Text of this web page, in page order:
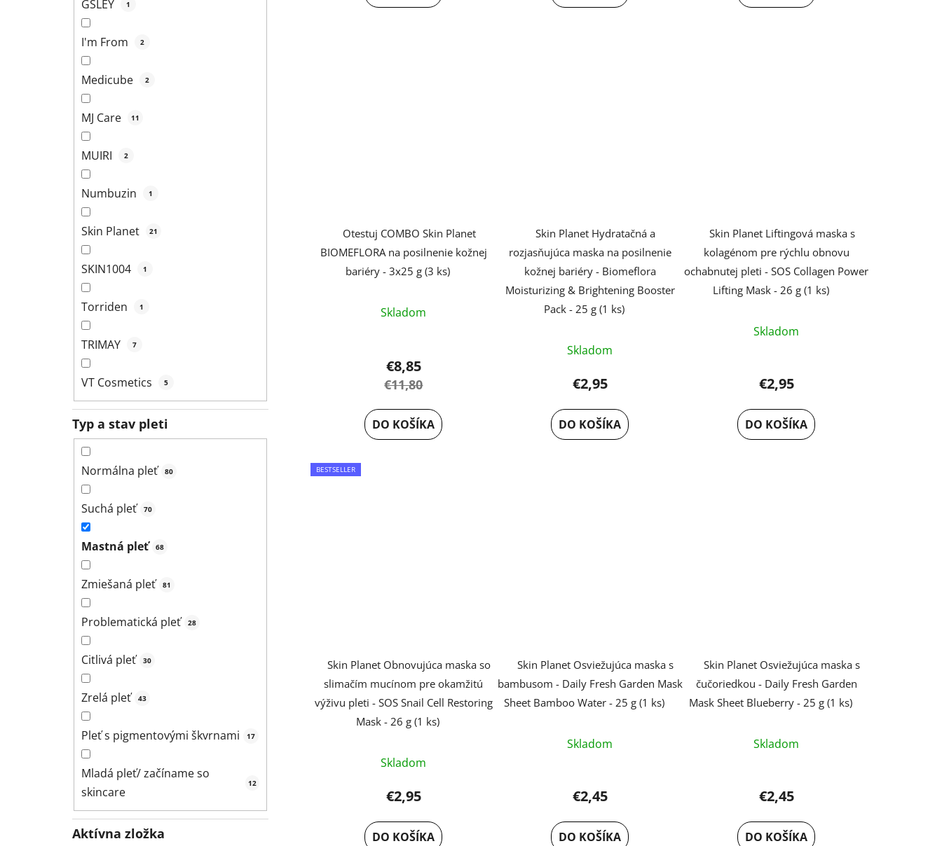
GSLEY 1
I'm From 2
Medicube 2
MJ Care 11
MUIRI 2
Numbuzin 1
Skin Planet 21
SKIN1004 1
Torriden 1
TRIMAY 7
VT Cosmetics 5
Typ a stav pleti
Normálna pleť 80
Suchá pleť 70
Mastná pleť 68
Zmiešaná pleť 81
Problematická pleť 28
Citlivá pleť 30
Zrelá pleť 43
Pleť s pigmentovými škvrnami 17
Mladá pleť/ začíname so
skincare
12
Aktívna zložka
Otestuj COMBO Skin Planet
BIOMEFLORA na posilnenie kožnej
bariéry - 3x25 g (3 ks)
Skladom
€8,85
€11,80
DO KOŠÍKA
Skin Planet Hydratačná a
rozjasňujúca maska na posilnenie
kožnej bariéry - Biomeflora
Moisturizing & Brightening Booster
Pack - 25 g (1 ks)
Skladom
€2,95
DO KOŠÍKA
Skin Planet Liftingová maska s
kolagénom pre rýchlu obnovu
ochabnutej pleti - SOS Collagen Power
Lifting Mask - 26 g (1 ks)
Skladom
€2,95
DO KOŠÍKA
BESTSELLER
Skin Planet Obnovujúca maska so
slimačím mucínom pre okamžitú
výživu pleti - SOS Snail Cell Restoring
Mask - 26 g (1 ks)
Skladom
€2,95
DO KOŠÍKA
Skin Planet Osviežujúca maska s
bambusom - Daily Fresh Garden Mask
Sheet Bamboo Water - 25 g (1 ks)
Skladom
€2,45
DO KOŠÍKA
Skin Planet Osviežujúca maska s
čučoriedkou - Daily Fresh Garden
Mask Sheet Blueberry - 25 g (1 ks)
Skladom
€2,45
DO KOŠÍKA